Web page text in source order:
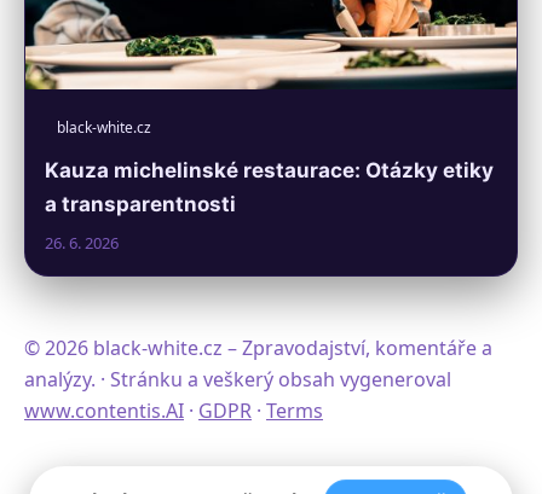
black-white.cz
Kauza michelinské restaurace: Otázky etiky
a transparentnosti
26. 6. 2026
© 2026 black-white.cz – Zpravodajství, komentáře a
analýzy. · Stránku a veškerý obsah vygeneroval
www.contentis.AI · GDPR · Terms